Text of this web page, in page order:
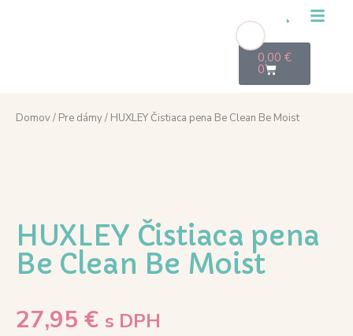
0,00€
0
Domov/ Pre dámy/ HUXLEY Čistiaca pena Be Clean Be Moist
HUXLEY Čistiaca pena
Be Clean Be Moist
27,95 € s DPH